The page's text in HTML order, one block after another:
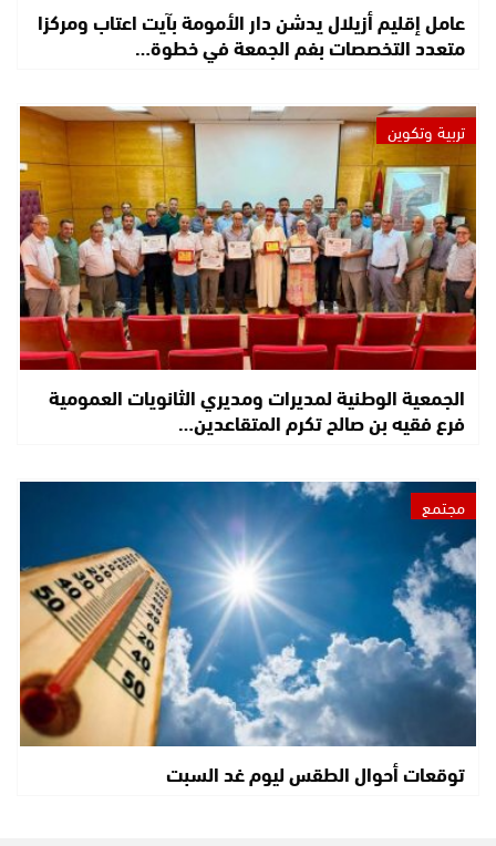
عامل إقليم أزيلال يدشن دار الأمومة بآيت اعتاب ومركزا
متعدد التخصصات بفم الجمعة في خطوة…
تربية وتكوين
الجمعية الوطنية لمديرات ومديري الثانويات العمومية
فرع فقيه بن صالح تكرم المتقاعدين…
مجتمع
توقعات أحوال الطقس ليوم غد السبت